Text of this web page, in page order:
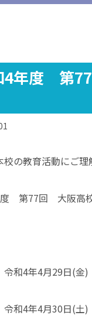
4年度 第
校の教育活動にご理
第77回 大阪高
和4年4月29日(
和4年4月30日(